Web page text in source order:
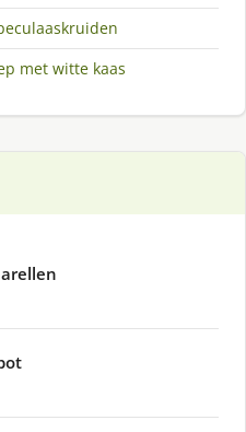
met witte kaas